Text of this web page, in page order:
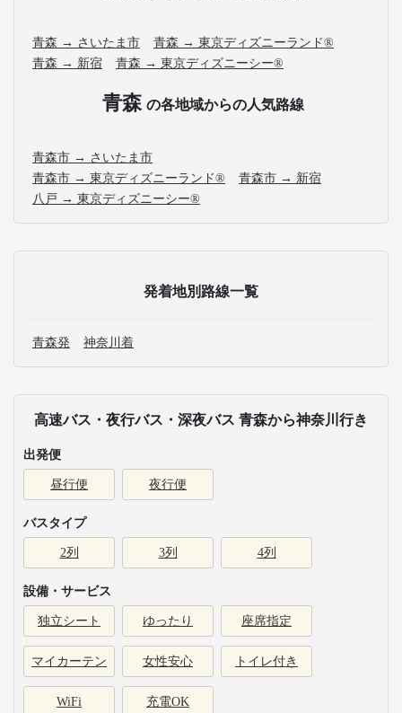
青森 → さいたま市
青森 → 東京ディズニーランド®
青森 → 新宿
青森 → 東京ディズニーシー®
青森 の各地域からの人気路線
青森市 → さいたま市
青森市 → 東京ディズニーランド®
青森市 → 新宿
八戸 → 東京ディズニーシー®
発着地別路線一覧
青森発 神奈川着
高速バス・夜行バス・深夜バス 青森から神奈川行き
出発便
昼行便 夜行便
バスタイプ
2列 3列 4列
設備・サービス
独立シート ゆったり 座席指定
マイカーテン 女性安心 トイレ付き
WiFi 充電OK